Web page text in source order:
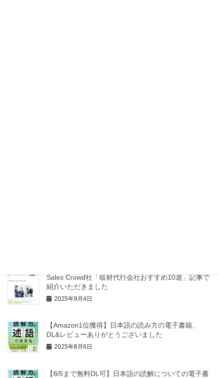
Sales Crowd社「取材代行会社おすすめ10選」記事で
紹介いただきました
2025年9月4日
【Amazon1位獲得】日本語の読み方の電子書籍、
DL&レビューありがとうございました
2025年8月6日
【8/5まで無料DL可】日本語の読解についての電子書